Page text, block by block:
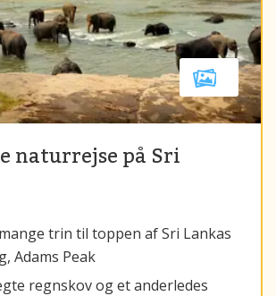
naturrejse på Sri
trin til toppen af Sri Lankas
Adams Peak
regnskov og et anderledes